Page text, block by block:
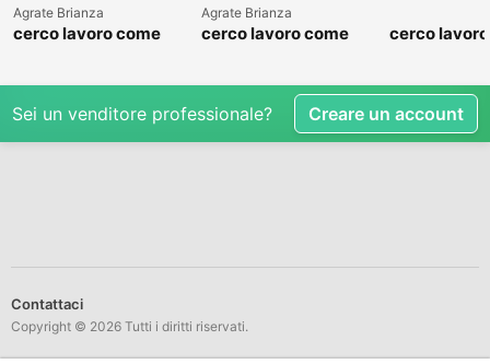
Agrate Brianza
cerco lavoro come
Agrate Brianza
cerco lavoro come
cerco
Sei un venditore professionale? Creare un account
Contattaci
Copyright © 2026 Tutti i diritti riservati.